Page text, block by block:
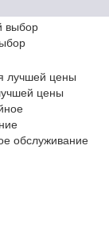
цены
обслуживание